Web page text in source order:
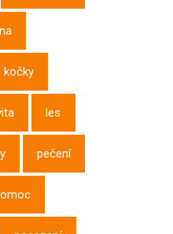
kočky
les
pečení